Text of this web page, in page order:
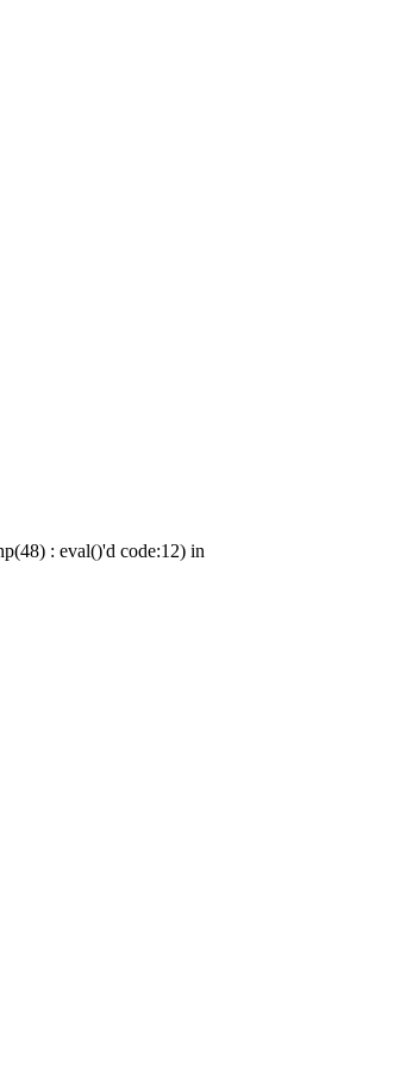
: eval()'d code:12) in